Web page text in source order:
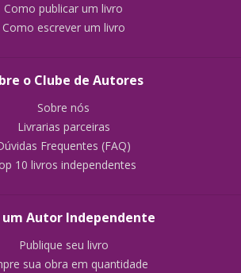
Como publicar um livro
Como escrever um livro
o Clube de Autores
Sobre nós
Livrarias parceiras
Frequentes (FAQ)
10 livros independentes
um Autor Independente
Publique seu livro
sua obra em quantidade